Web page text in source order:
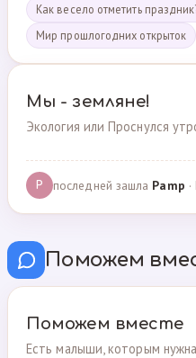
Как весело отметить
Мир прошлогодних открыток
Мы - земляне!
Экология или Проснулся
P последней зашла Pamp
Поможем
Поможем вместе
Есть малыши, которым